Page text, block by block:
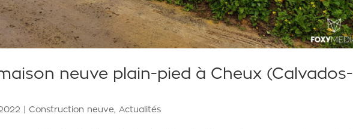
neuve plain-pied à Cheux (Calvados-
|Construction neuve,Actualités